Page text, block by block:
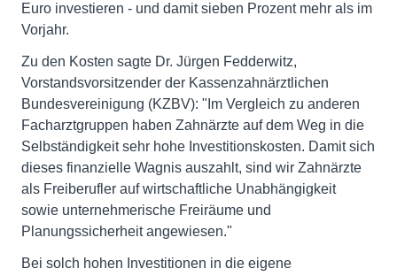
Euro investieren - und damit sieben Prozent mehr als im
Vorjahr.
Zu den Kosten sagte Dr. Jürgen Fedderwitz,
Vorstandsvorsitzender der Kassenzahnärztlichen
Bundesvereinigung (KZBV): "Im Vergleich zu anderen
Facharztgruppen haben Zahnärzte auf dem Weg in die
Selbständigkeit sehr hohe Investitionskosten. Damit sich
dieses finanzielle Wagnis auszahlt, sind wir Zahnärzte
als Freiberufler auf wirtschaftliche Unabhängigkeit
sowie unternehmerische Freiräume und
Planungssicherheit angewiesen."
Bei solch hohen Investitionen in die eigene